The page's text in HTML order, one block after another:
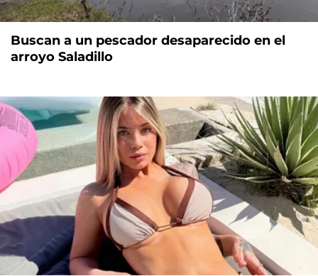
Buscan a un pescador desaparecido en el
arroyo Saladillo